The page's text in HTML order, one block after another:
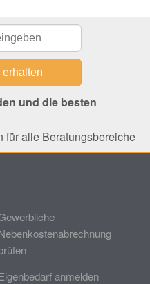
und die besten
für alle Beratungsbereiche
anmelden